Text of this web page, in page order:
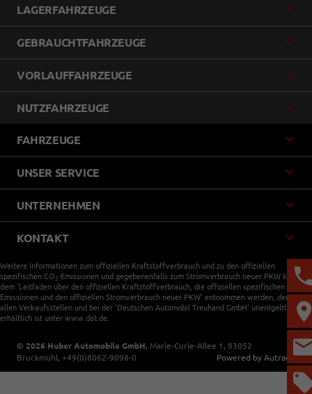
LAGERFAHRZEUGE
GEBRAUCHTFAHRZEUGE
VORLAUFFAHRZEUGE
NUTZFAHRZEUGE
FAHRZEUGE
UNSER SERVICE
UNTERNEHMEN
KONTAKT
Weitere Informationen zum offiziellen Kraftstoffverbrauch und zu den offiziellen
spezifischen CO 2-Emissionen und gegebenenfalls zum Stromverbrauch neuer PKW können
dem 'Leitfaden über den offiziellen Kraftstoffverbrauch, die offiziellen spezifischen CO
Emissionen und den offiziellen Stromverbrauch neuer PKW' entnommen werden, der an
allen Verkaufsstellen und bei der 'Deutschen Automobil Treuhand GmbH' unentgeltlich
erhältlich ist unter www.dat.de.
© 2026 Huber Automobile GmbH, Marie-Curie-Allee 1 , 83052
Bruckmühl, +49(0)8062-9098-0 Powered by Autrado